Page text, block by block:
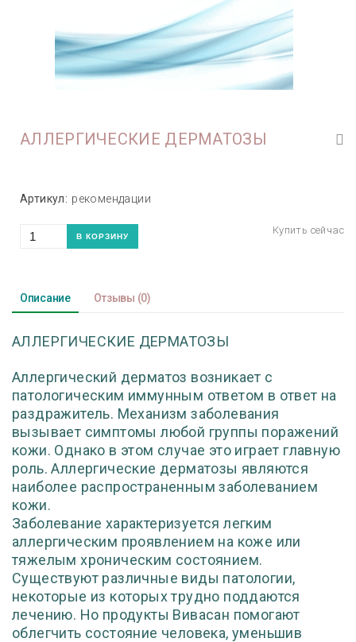
АЛЛЕРГИЧЕСКИЕ ДЕРМАТОЗЫ
Артикул: рекомендации
Описание Отзывы (0)
АЛЛЕРГИЧЕСКИЕ ДЕРМАТОЗЫ
Аллергический дерматоз возникает с
патологическим иммунным ответом в ответ на
раздражитель. Механизм заболевания
вызывает симптомы любой группы поражений
кожи. Однако в этом случае это играет главную
роль. Аллергические дерматозы являются
наиболее распространенным заболеванием
кожи.
Заболевание характеризуется легким
аллергическим проявлением на коже или
тяжелым хроническим состоянием.
Существуют различные виды патологии,
некоторые из которых трудно поддаются
лечению. Но продукты Вивасан помогают
облегчить состояние человека, уменьшив